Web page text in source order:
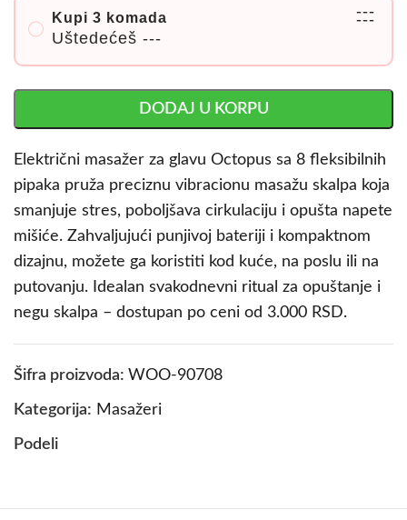
Kupi 3 komada
Uštedećeš ---
---
---
DODAJ U KORPU
Električni masažer za glavu Octopus sa 8 fleksibilnih
pipaka pruža preciznu vibracionu masažu skalpa koja
smanjuje stres, poboljšava cirkulaciju i opušta napete
mišiće. Zahvaljujući punjivoj bateriji i kompaktnom
dizajnu, možete ga koristiti kod kuće, na poslu ili na
putovanju. Idealan svakodnevni ritual za opuštanje i
negu skalpa – dostupan po ceni od 3.000 RSD.
Šifra proizvoda: WOO-90708
Kategorija: Masažeri
Podeli